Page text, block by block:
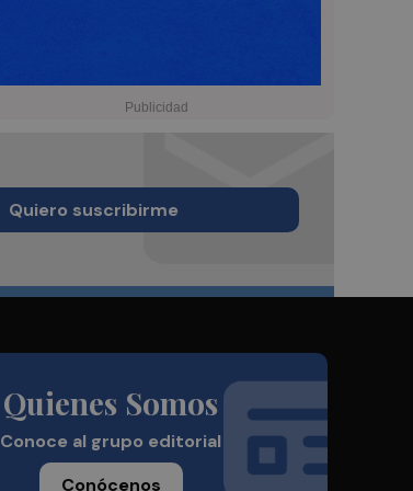
Quiero suscribirme
Quienes Somos
Conoce al grupo editorial
Conócenos